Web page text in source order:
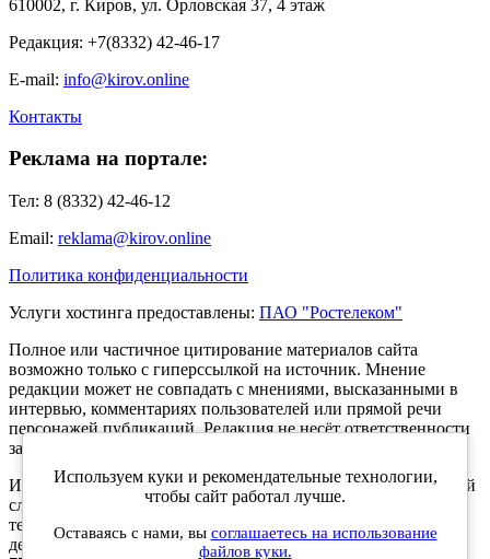
610002, г. Киров, ул. Орловская 37, 4 этаж
Редакция: +7(8332) 42-46-17
E-mail: info@kirov.online
Контакты
Реклама на портале:
Тел: 8 (8332) 42-46-12
Email: reklama@kirov.online
Политика конфиденциальности
Услуги хостинга предоставлены: ПАО "Ростелеком"
Полное или частичное цитирование материалов сайта
возможно только с гиперссылкой на источник. Мнение
редакции может не совпадать с мнениями, высказанными в
интервью, комментариях пользователей или прямой речи
персонажей публикаций. Редакция не несёт ответственности
за текст комментариев читателей.
Интернет-портал Kirov.online зарегистрирован в Федеральной
службе по надзору в сфере связи, информационных
технологий и массовых коммуникаций (Роскомнадзор) 5
декабря 2019 года. Регистрационный номер ЭЛ № ФС 77 -
Используем куки и рекомендательные технологии,
чтобы сайт работал лучше.
Оставаясь с нами, вы соглашаетесь на использование
файлов куки.